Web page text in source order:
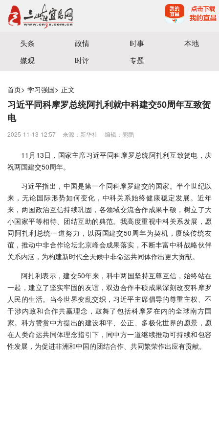
宜昌三峡融媒体中心主办
头条 政情 时事
本地
媒观
时评 专题
首页> 学习强国> 正文
习近平同科摩罗总统阿扎利就中科建交50周年互致贺
电
2025-11-13 12:57 来源：新华社 编辑：熊鹏
11月13日，国家主席习近平同科摩罗总统阿扎利互致贺电，庆
祝两国建交50周年。
习近平指出，中国是第一个同科摩罗建交的国家。半个世纪以
来，无论国际形势如何变化，中科关系始终健康稳定发展。近年
来，两国政治互信持续巩固，各领域交流合作成果丰硕，树立了大
小国家平等相待、团结互助的典范。我高度重视中科关系发展，愿
同阿扎利总统一道努力，以两国建交50周年为契机，赓续传统友
谊，推动中非合作论坛北京峰会成果落实，不断丰富中科战略伙伴
关系内涵，为构建新时代全天候中非命运共同体作出更大贡献。
阿扎利表示，建交50年来，科中两国坚持互尊互信，始终站在
一起，建立了坚实牢固的友谊，双边合作丰硕成果深刻改变科摩罗
人民的生活。当今世界变乱交织，习近平主席倡导的尊重主权、不
干涉内政和合作共赢理念，鼓舞了包括科摩罗在内的全球南方国
家。科方赞赏中方提出的建设和平、公正、多极化世界的愿景，愿
在人类命运共同体理念指引下，同中方一道继续推动可持续和包容
性发展，为促进非洲和中国的团结合作、共同繁荣作出应有贡献。